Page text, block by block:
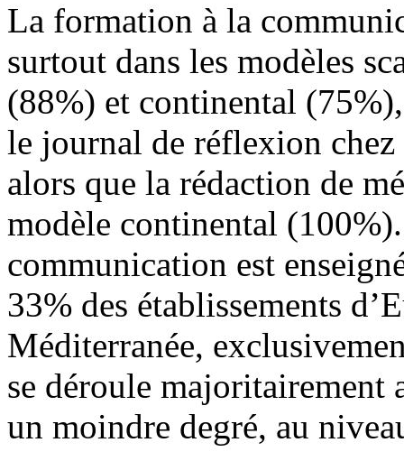
La formation à la
surtout dans les modèles
(88%) et continental
le journal de réflexion chez
alors que la rédaction de
modèle continental
communication est
33% des établissements
Méditerranée,
se déroule majoritairement
un moindre degré, au